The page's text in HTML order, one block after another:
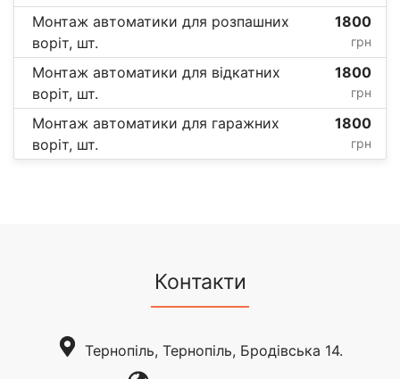
Монтаж автоматики для розпашних
воріт, шт.
1800
грн
Монтаж автоматики для відкатних
воріт, шт.
1800
грн
Монтаж автоматики для гаражних
воріт, шт.
1800
грн
Контакти
Тернопіль, Тернопіль, Бродівська 14.